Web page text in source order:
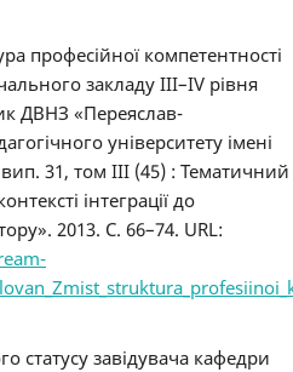
професійної компетентності
закладу III–IV рівня
ДВНЗ «Переяслав-
університету імені
31, том IІІ (45) : Тематичний
інтеграції до
2013. С. 66–74. URL:
статусу завідувача кафедри